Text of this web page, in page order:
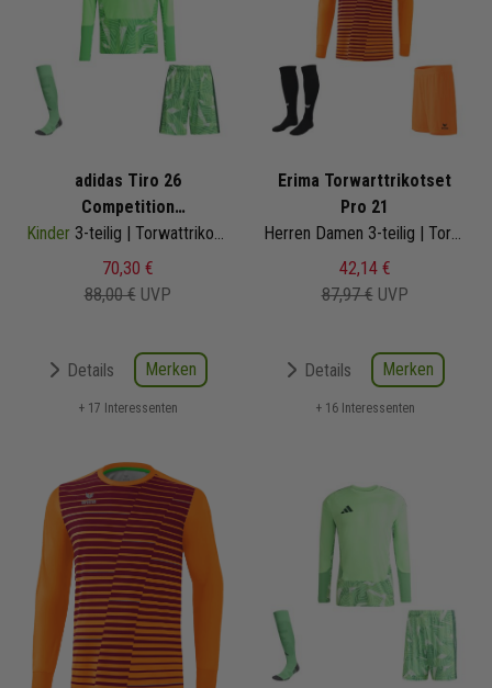
adidas Tiro 26
Competition
Torwarttrikotset
Kinder 3-teilig | Torwattrikot Torwartshorts Torwart Sockenstutzen
70,30 €
88,00 € UVP
Details Merken
+ 17 Interessenten
Erima Torwarttrikotset
Pro 21
Herren Damen 3-teilig | Torwarttrikot Short Fussballsocken | 4142202
42,14 €
87,97 € UVP
Details Merken
+ 16 Interessenten